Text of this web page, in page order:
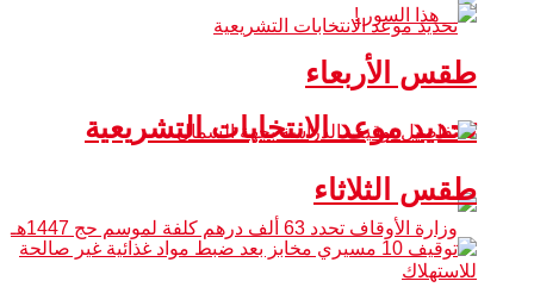
تحديد موعد الانتخابات التشريعية
طقس الأربعاء
طقس الثلاثاء